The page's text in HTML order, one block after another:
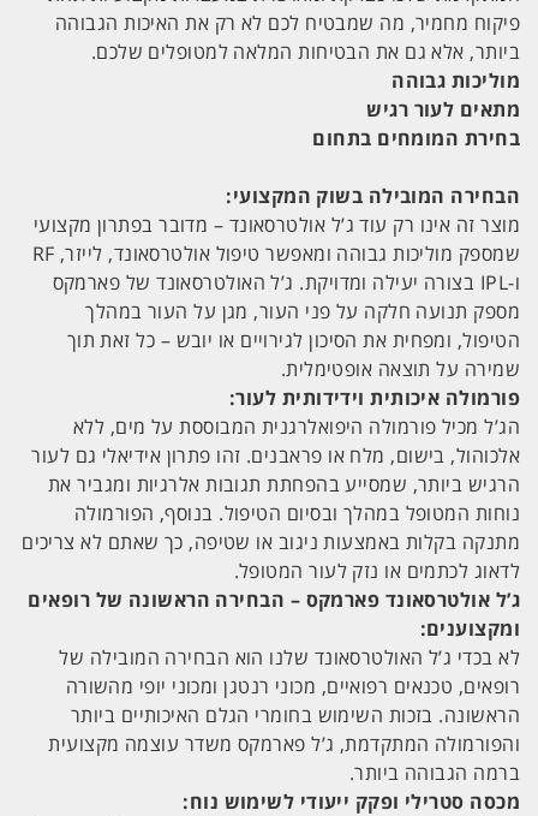
פיקוח מחמיר, מה שמבטיח לכם לא רק את האיכות הגבוהה
ביותר, אלא גם את הבטיחות המלאה למטופלים שלכם.
מוליכות גבוהה
מתאים לעור רגיש
בחירת המומחים בתחום
הבחירה המובילה בשוק המקצועי:
מוצר זה אינו רק עוד ג’ל אולטרסאונד – מדובר בפתרון מקצועי
שמספק מוליכות גבוהה ומאפשר טיפול אולטרסאונד, לייזר, RF
ו-IPL בצורה יעילה ומדויקת. ג’ל האולטרסאונד של פארמקס
מספק תנועה חלקה על פני העור, מגן על העור במהלך
הטיפול, ומפחית את הסיכון לגירויים או יובש – כל זאת תוך
שמירה על תוצאה אופטימלית.
פורמולה איכותית וידידותית לעור:
הג’ל מכיל פורמולה היפואלרגנית המבוססת על מים, ללא
אלכוהול, בישום, מלח או פראבנים. זהו פתרון אידיאלי גם לעור
הרגיש ביותר, שמסייע בהפחתת תגובות אלרגיות ומגביר את
נוחות המטופל במהלך ובסיום הטיפול. בנוסף, הפורמולה
מתנקה בקלות באמצעות ניגוב או שטיפה, כך שאתם לא צריכים
לדאוג לכתמים או נזק לעור המטופל.
ג’ל אולטרסאונד פארמקס – הבחירה הראשונה של רופאים
ומקצוענים:
לא בכדי ג’ל האולטרסאונד שלנו הוא הבחירה המובילה של
רופאים, טכנאים רפואיים, מכוני רנטגן ומכוני יופי מהשורה
הראשונה. בזכות השימוש בחומרי הגלם האיכותיים ביותר
והפורמולה המתקדמת, ג’ל פארמקס משדר עוצמה מקצועית
ברמה הגבוהה ביותר.
מכסה סטרילי ופקק ייעודי לשימוש נוח: